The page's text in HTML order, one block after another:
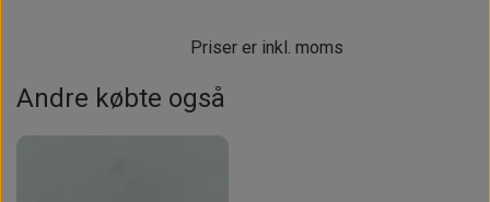
Priser er inkl. moms
Andre købte også